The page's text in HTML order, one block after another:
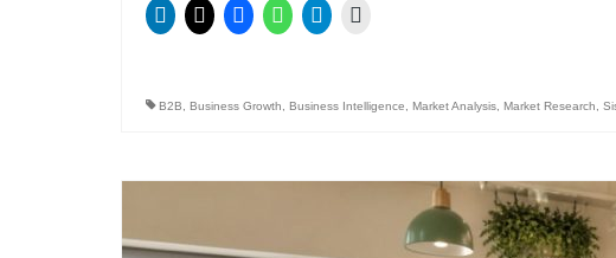
B2B Business Growth Business Intelligence Market Analysis Market Research